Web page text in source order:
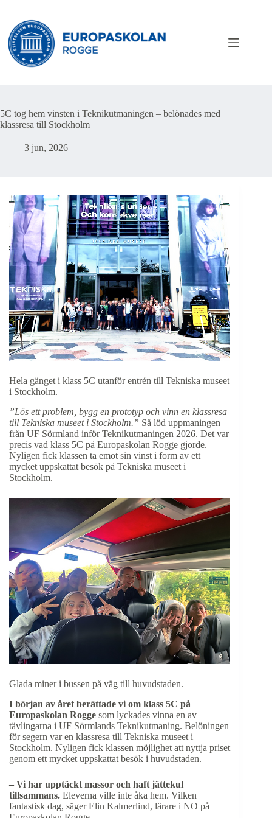
innehåll
5C tog hem vinsten i Teknikutmaningen – belönades med
klassresa till Stockholm
3 jun, 2026
Hela gänget i klass 5C utanför entrén till Tekniska museet
i Stockholm.
”Lös ett problem, bygg en prototyp och vinn en klassresa
till Tekniska museet i Stockholm.” Så löd uppmaningen
från UF Sörmland inför Teknikutmaningen 2026. Det var
precis vad klass 5C på Europaskolan Rogge gjorde.
Nyligen fick klassen ta emot sin vinst i form av ett
mycket uppskattat besök på Tekniska museet i
Stockholm.
Glada miner i bussen på väg till huvudstaden.
I början av året berättade vi om klass 5C på
Europaskolan Rogge som lyckades vinna en av
tävlingarna i UF Sörmlands Teknikutmaning. Belöningen
för segern var en klassresa till Tekniska museet i
Stockholm. Nyligen fick klassen möjlighet att nyttja priset
genom ett mycket uppskattat besök i huvudstaden.
– Vi har upptäckt massor och haft jättekul
tillsammans. Eleverna ville inte åka hem. Vilken
fantastisk dag, säger Elin Kalmerlind, lärare i NO på